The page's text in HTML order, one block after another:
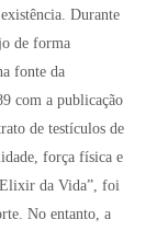
Durante
de forma
fonte da
com a publicação
de testículos de
força física e
da Vida”, foi
No entanto, a